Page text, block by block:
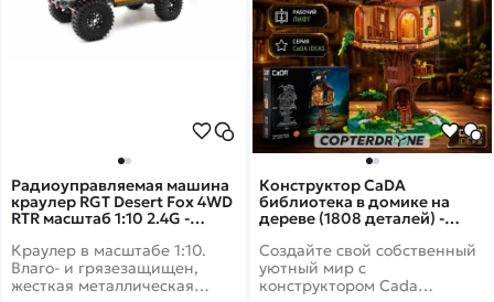
Радиоуправляемая машина
краулер RGT Desert Fox 4WD
RTR масштаб 1:10 2.4G -
Краулер в масштабе 1:10.
Влаго- и грязезащищен,
жесткая металлическая
Конструктор CaDA
библиотека в домике на
дереве (1808 деталей) -
Создайте свой собственный
уютный мир с
конструктором Cada